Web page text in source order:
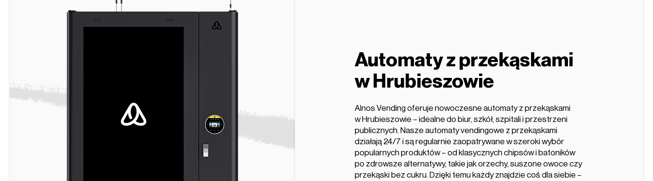
Automaty z przekąskami
w Hrubieszowie
Alnos Vending oferuje nowoczesne automaty z przekąskami
w Hrubieszowie – idealne do biur, szkół, szpitali i przestrzeni
publicznych. Nasze automaty vendingowe z przekąskami
działają 24/7 i są regularnie zaopatrywane w szeroki wybór
popularnych produktów – od klasycznych chipsów i batoników
po zdrowsze alternatywy, takie jak orzechy, suszone owoce czy
przekąski bez cukru. Dzięki temu każdy znajdzie coś dla siebie –